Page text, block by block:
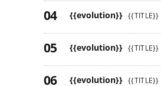
{{evolution}} {{TITLE}}
{{evolution}} {{TITLE}}
{{evolution}} {{TITLE}}